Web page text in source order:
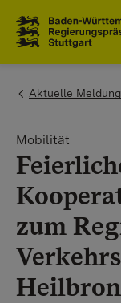
You are here:
Aktuelle
Mobilität
zum